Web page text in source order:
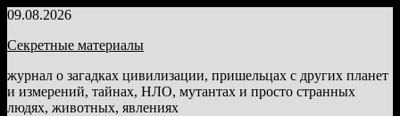
Перейти
содержимому
09.08.2026
Секретные материалы
журнал о загадках цивилизации, пришельцах с других планет
и измерений, тайнах, НЛО, мутантах и просто странных
людях, животных, явлениях